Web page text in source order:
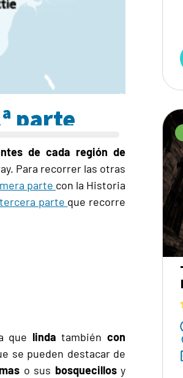
parte
de cada región de
Para recorrer las otras
parte con la Historia
tercera parte que recorre
que linda tambiéncon
se pueden destacar de
o sus bosquecillosy